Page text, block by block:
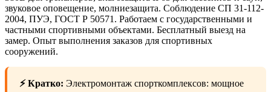
звуковое оповещение, молниезащита. Соблюдение СП 31-112-
2004, ПУЭ, ГОСТ Р 50571. Работаем с государственными и
частными спортивными объектами. Бесплатный выезд на
замер. Опыт выполнения заказов для спортивных
сооружений.
⚡ Кратко: Электромонтаж спорткомплексов: мощное